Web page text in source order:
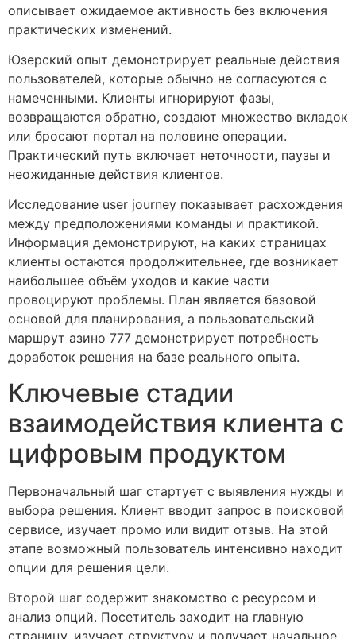
описывает ожидаемое активность без включения
практических изменений.
Юзерский опыт демонстрирует реальные действия
пользователей, которые обычно не согласуются с
намеченными. Клиенты игнорируют фазы,
возвращаются обратно, создают множество вкладок
или бросают портал на половине операции.
Практический путь включает неточности, паузы и
неожиданные действия клиентов.
Исследование user journey показывает расхождения
между предположениями команды и практикой.
Информация демонстрируют, на каких страницах
клиенты остаются продолжительнее, где возникает
наибольшее объём уходов и какие части
провоцируют проблемы. План является базовой
основой для планирования, а пользовательский
маршрут азино 777 демонстрирует потребность
доработок решения на базе реального опыта.
Ключевые стадии
взаимодействия клиента с
цифровым продуктом
Первоначальный шаг стартует с выявления нужды и
выбора решения. Клиент вводит запрос в поисковой
сервисе, изучает промо или видит отзыв. На этой
этапе возможный пользователь интенсивно находит
опции для решения цели.
Второй шаг содержит знакомство с ресурсом и
анализ опций. Посетитель заходит на главную